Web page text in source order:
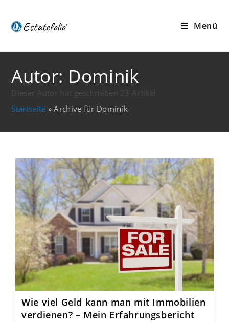
Menü
Autor: Dominik
Dieser Autor hat geschrieben 23 Artikel
Startseite »Archive für Dominik
Wie viel Geld kann man mit Immobilien
verdienen? – Mein Erfahrungsbericht